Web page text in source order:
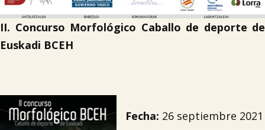
II. Concurso Morfológico Caballo de deporte de
Euskadi BCEH
Fecha: 26 septiembre 2021